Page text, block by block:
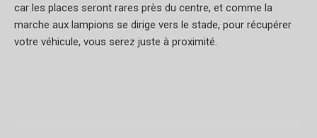
car les places seront rares près du centre, et comme la
marche aux lampions se dirige vers le stade, pour récupérer
votre véhicule, vous serez juste à proximité.